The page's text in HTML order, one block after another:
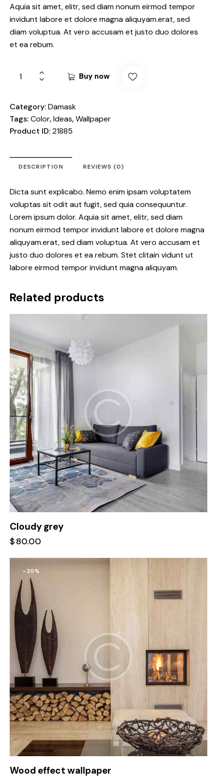
Aquia sit amet, elitr, sed diam nonum eirmod tempor
invidunt labore et dolore magna aliquyam.erat, sed
diam voluptua. At vero accusam et justo duo dolores
et ea rebum.
Buy now
Category:Damask
Tags:Color,Ideas,Wallpaper
Product ID:21885
DESCRIPTION REVIEWS (0)
Dicta sunt explicabo. Nemo enim ipsam voluptatem
voluptas sit odit aut fugit, sed quia consequuntur.
Lorem ipsum dolor. Aquia sit amet, elitr, sed diam
nonum eirmod tempor invidunt labore et dolore magna
aliquyam.erat, sed diam voluptua. At vero accusam et
justo duo dolores et ea rebum. Stet clitain vidunt ut
labore eirmod tempor invidunt magna aliquyam.
Related products
Cloudy grey
$80.00
-20%
Wood effect wallpaper